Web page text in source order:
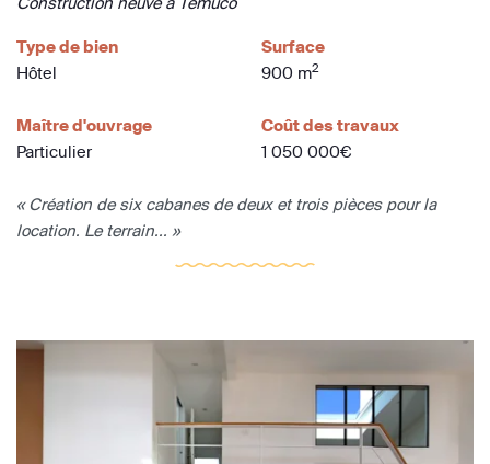
Type de bien
Hôtel
Surface
900 m2
Maître d'ouvrage
Particulier
Coût des travaux
1 050 000€
« Création de six cabanes de deux et trois pièces pour la
location. Le terrain... »